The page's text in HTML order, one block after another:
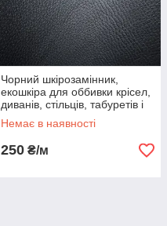
Чорний шкірозамінник,
екошкіра для оббивки крісел,
диванів, стільців, табуретів і
вхідних дверей на метраж
Немає в наявності
250 ₴/м